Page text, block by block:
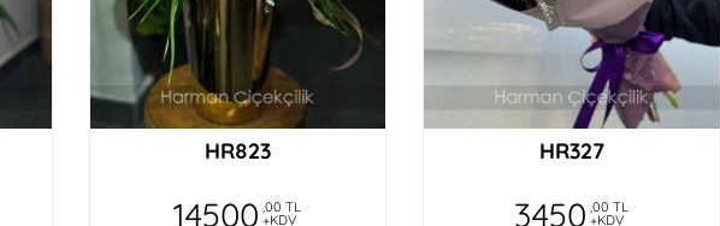
HR823
14500 ,00 TL
+KDV
HR327
3450 ,00 TL
+KDV